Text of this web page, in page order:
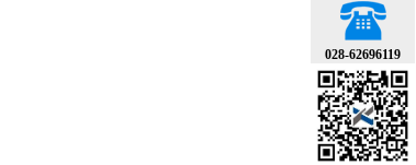
028-62696119